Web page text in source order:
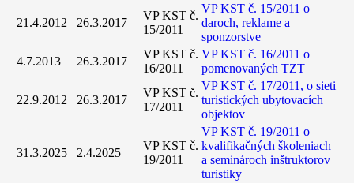
21.4.2012 26.3.2017
VP KST č.
15/2011
VP KST č. 15/2011 o
daroch, reklame a
sponzorstve
4.7.2013
26.3.2017
VP KST č.
16/2011
VP KST č. 16/2011 o
pomenovaných TZT
22.9.2012 26.3.2017
VP KST č.
17/2011
VP KST č. 17/2011, o sieti
turistických ubytovacích
objektov
31.3.2025 2.4.2025
VP KST č.
19/2011
VP KST č. 19/2011 o
kvalifikačných školeniach
a seminároch inštruktorov
turistiky